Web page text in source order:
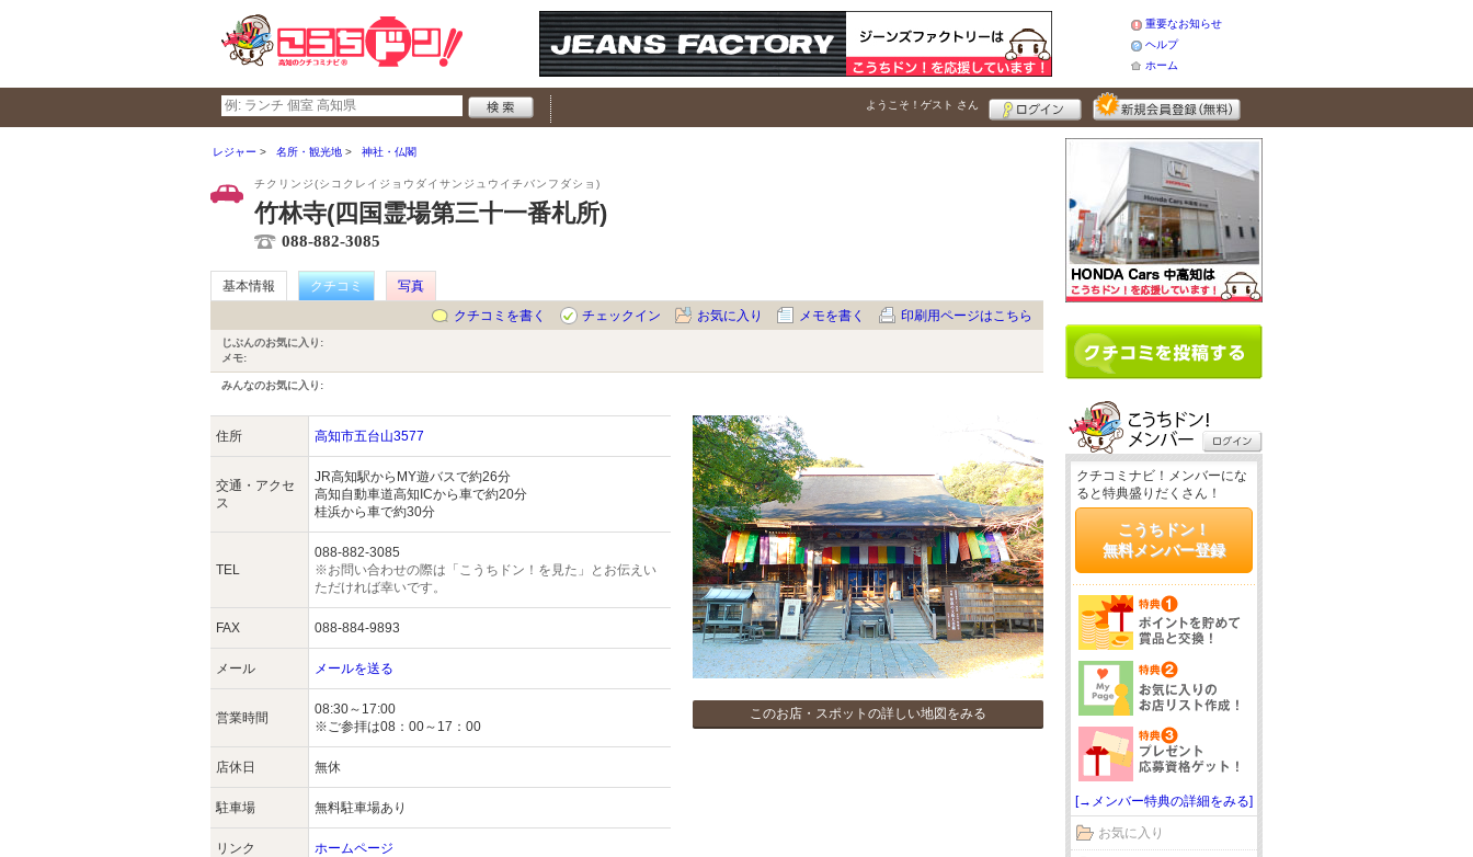
重要なお知らせ
ヘルプ
ホーム
ようこそ！ ゲスト さん
レジャー 名所・観光地 神社・仏閣
チクリンジ(シコクレイジョウダイサンジュウイチバンフダショ)
竹林寺(四国霊場第三十一番札所)
088-882-3085
基本情報 クチコミ
写真
クチコミを書く
チェックイン お気に入り メモを書く 印刷用ページはこちら
じぶんのお気に入り:
メモ:
みんなのお気に入り:
住所 高知市五台山3577
交通・アクセ
ス
JR高知駅からMY遊バスで約26分
高知自動車道高知ICから車で約20分
桂浜から車で約30分
TEL
088-882-3085
※お問い合わせの際は「こうちドン！を見た」とお伝えい
ただければ幸いです。
FAX 088-884-9893
メール メールを送る
営業時間
08:30～17:00
※ご参拝は08：00～17：00
店休日 無休
駐車場 無料駐車場あり
リンク ホームページ
このお店・スポットの詳しい地図をみる
クチコミナビ！メンバーにな
ると特典盛りだくさん！
こうちドン！
無料メンバー登録
[→メンバー特典の詳細をみる]
お気に入り